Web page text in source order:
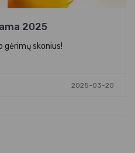
2025
gėrimų skonius!
2025-03-20